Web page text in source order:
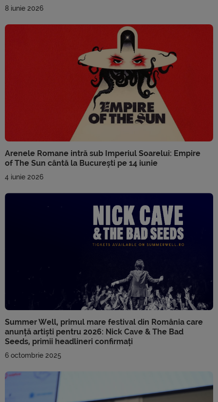
8 iunie 2026
Arenele Romane intră sub Imperiul Soarelui: Empire
of The Sun cântă la București pe 14 iunie
4 iunie 2026
Summer Well, primul mare festival din România care
anunță artiști pentru 2026: Nick Cave & The Bad
Seeds, primii headlineri confirmați
6 octombrie 2025